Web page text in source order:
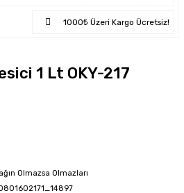
1000₺ Üzeri Kargo Ücretsiz!
1 Lt OKY-217
Olmazsa Olmazları